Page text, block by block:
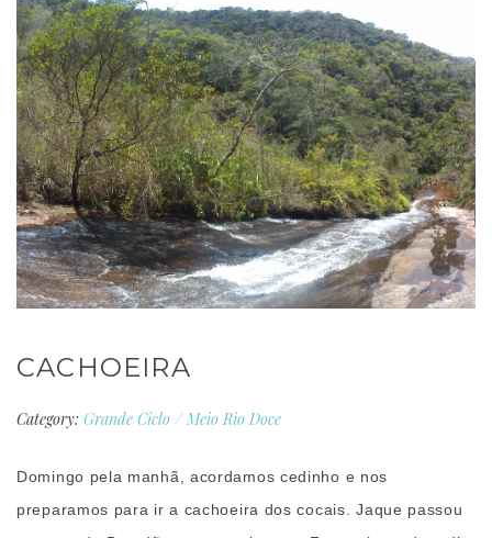
CACHOEIRA
Category: Grande Ciclo / Meio Rio Doce
Domingo pela manhã, acordamos cedinho e nos
preparamos para ir a cachoeira dos cocais. Jaque passou